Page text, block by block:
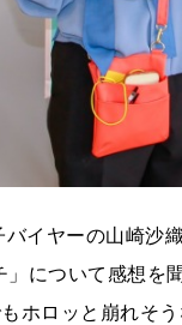
イヤーの山崎沙
について感想を
ホロッと崩れそ